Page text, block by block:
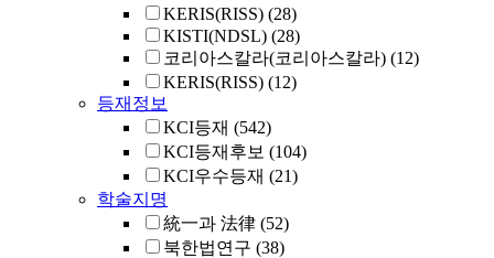
KERIS(RISS) (28)
KISTI(NDSL) (28)
코리아스칼라(코리아스칼라) (12)
KERIS(RISS) (12)
등재정보
KCI등재 (542)
KCI등재후보 (104)
KCI우수등재 (21)
학술지명
統一과 法律 (52)
북한법연구 (38)